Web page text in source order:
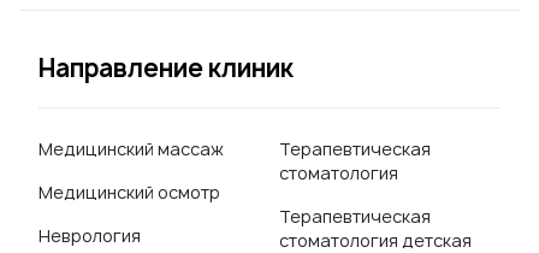
Направление клиник
Медицинский массаж
Медицинский осмотр
Неврология
Терапевтическая
стоматология
Терапевтическая
стоматология детская